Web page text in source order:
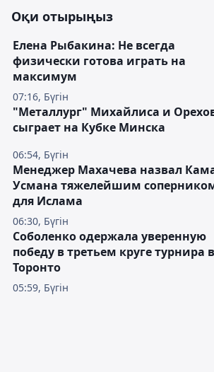
Оқи отырыңыз
07:16, Бүгін
Елена Рыбакина: Не всегда
физически готова играть на
максимум
06:54, Бүгін
"Металлург" Михайлиса и
сыграет на Кубке Минска
06:30, Бүгін
Менеджер Махачева назвал
Усмана тяжелейшим
для Ислама
05:59, Бүгін
Соболенко одержала уверенную
победу в третьем круге турнира в
Торонто